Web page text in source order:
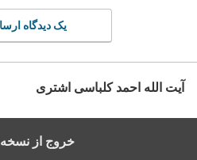
یک دیدگاه
آیت الله احمد کلباسی اشتری
خروج از نسخه